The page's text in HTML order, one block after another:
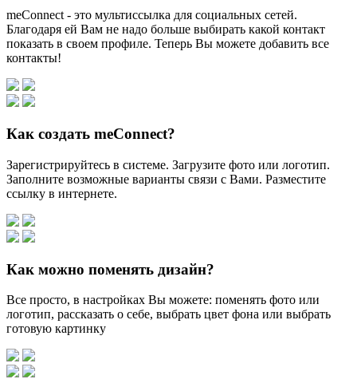
meConnect - это мультиссылка для социальных сетей.
Благодаря ей Вам не надо больше выбирать какой контакт
показать в своем профиле. Теперь Вы можете добавить все
контакты!
Как создать meConnect?
Зарегистрируйтесь в системе. Загрузите фото или логотип.
Заполните возможные варианты связи с Вами. Разместите
ссылку в интернете.
Как можно поменять дизайн?
Все просто, в настройках Вы можете: поменять фото или
логотип, рассказать о себе, выбрать цвет фона или выбрать
готовую картинку